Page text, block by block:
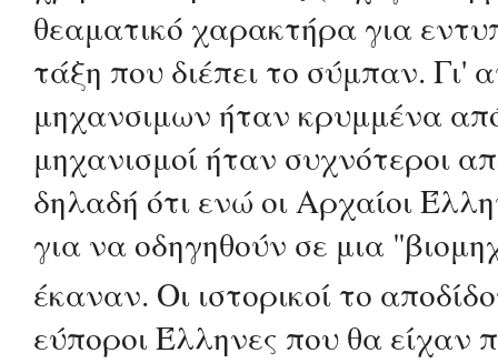
θεαματικό χαρακτήρα για
τάξη που διέπει το σύμπαν. Γι'
μηχανσιμων ήταν κρυμμένα
μηχανισμοί ήταν συχνότεροι
δηλαδή ότι ενώ οι Αρχαίοι
για να οδηγηθούν σε μια
έκαναν. Οι ιστορικοί το
εύποροι Έλληνες που θα είχαν